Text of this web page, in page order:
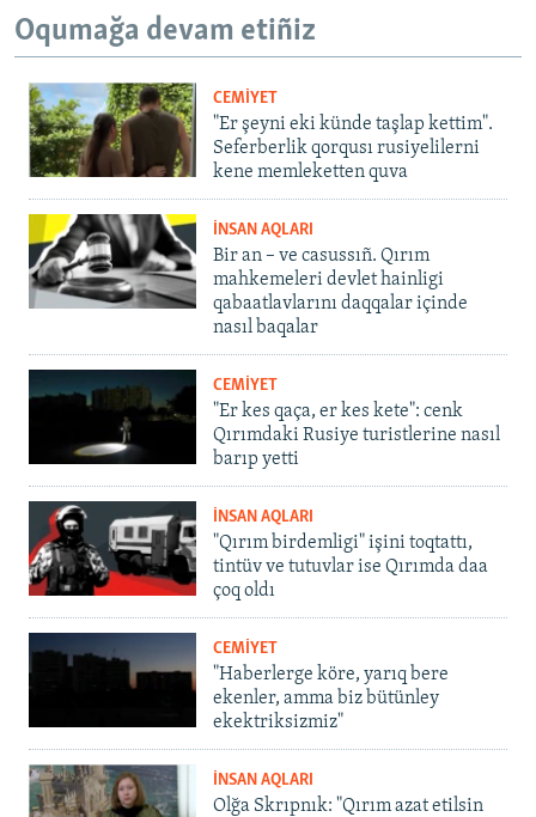
Oqumağa devam etiñiz
CEMİYET
"Er şeyni eki künde taşlap kettim".
Seferberlik qorqusı rusiyelilerni
kene memleketten quva
İNSAN AQLARI
Bir an – ve casussıñ. Qırım
mahkemeleri devlet hainligi
qabaatlavlarını daqqalar içinde
nasıl baqalar
CEMİYET
"Er kes qaça, er kes kete": cenk
Qırımdaki Rusiye turistlerine nasıl
barıp yetti
İNSAN AQLARI
"Qırım birdemligi" işini toqtattı,
tintüv ve tutuvlar ise Qırımda daa
çoq oldı
CEMİYET
"Haberlerge köre, yarıq bere
ekenler, amma biz bütünley
ekektriksizmiz"
İNSAN AQLARI
Olğa Skrıpnık: "Qırım azat etilsin